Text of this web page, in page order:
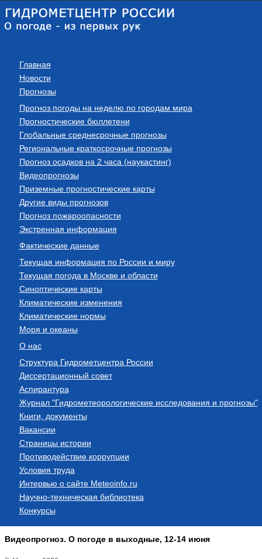
Главная
Новости
Прогнозы
Прогноз погоды на неделю по городам мира
Прогностические бюллетени
Глобальные среднесрочные прогнозы
Региональные краткосрочные прогнозы
Прогноз осадков на 2 часа (наукастинг)
Видеопрогнозы
Приземные прогностические карты
Другие виды прогнозов
Прогноз пожароопасности
Экстренная информация
Фактические данные
Текущая информация по России и миру
Текущая погода в Москве и области
Синоптические карты
Климатические изменения
Климатические нормы
Моря и океаны
О нас
Структура Гидрометцентра России
Диссертационный совет
Аспирантура
Журнал "Гидрометеорологические исследования и прогнозы"
Книги, документы
Вакансии
Страницы истории
Противодействие коррупции
Условия труда
Интервью о сайте Meteoinfo.ru
Научно-техническая библиотека
Конкурсы
Видеопрогноз. О погоде в выходные, 12-14 июня